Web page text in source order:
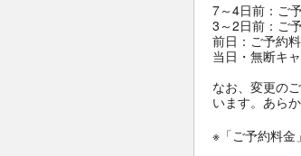
7～4日前：ご
3～2日前：ご
前日：ご予約
当日・無断キ
なお、変更の
います。あら
※「ご予約料金